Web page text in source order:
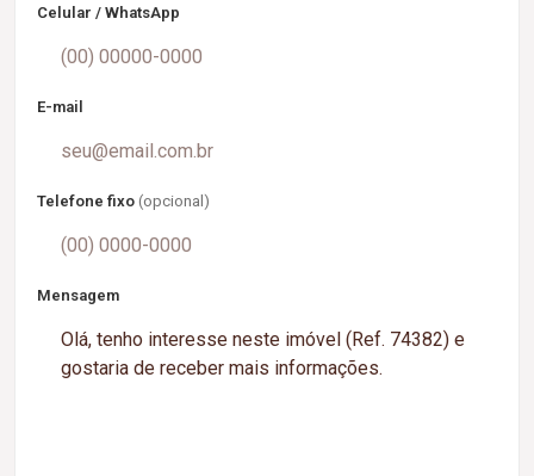
Celular / WhatsApp
E-mail
Telefone fixo (opcional)
Mensagem